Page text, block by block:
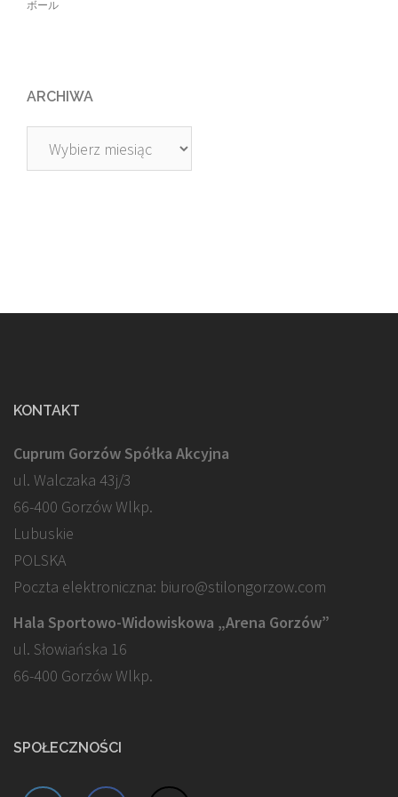
ボール
ARCHIWA
Archiwa
KONTAKT
Cuprum Gorzów Spółka Akcyjna
ul. Walczaka 43j/3
66-400 Gorzów Wlkp.
Lubuskie
POLSKA
Poczta elektroniczna: biuro@stilongorzow.com
Hala Sportowo-Widowiskowa „Arena Gorzów”
ul. Słowiańska 16
66-400 Gorzów Wlkp.
SPOŁECZNOŚCI